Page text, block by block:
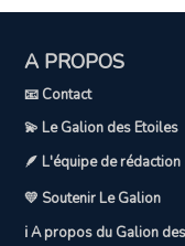
A PROPOS
📧 Contact
💫 Le Galion des Etoiles
🪶 L'équipe de rédaction
💛 Soutenir Le Galion
ℹ️ A propos du Galion